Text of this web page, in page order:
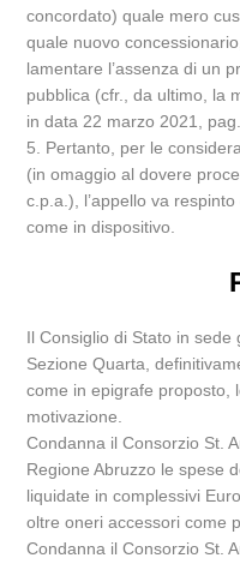
concordato) quale mero
quale nuovo
lamentare l’assenza di un
pubblica (cfr., da ultimo, la
in data 22 marzo 2021, pag.
5. Pertanto, per le
(in omaggio al dovere
c.p.a.), l’appello va
come in dispositivo.
Il Consiglio di Stato in sede
Sezione Quarta,
come in epigrafe proposto,
motivazione.
Condanna il Consorzio St.
Regione Abruzzo le spese
liquidate in complessivi
oltre oneri accessori come
Condanna il Consorzio St.